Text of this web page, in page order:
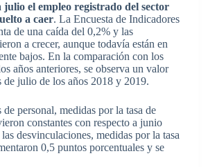
julio el empleo registrado del sector
a caer. La Encuesta de Indicadores
de una caída del 0,2% y las
a crecer, aunque todavía están en
bajos. En la comparación con los
años anteriores, se observa un valor
de julio de los años 2018 y 2019.
personal, medidas por la tasa de
constantes con respecto a junio
desvinculaciones, medidas por la tasa
0,5 puntos porcentuales y se